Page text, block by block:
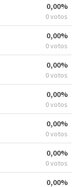
0,00%
0 votos
0,00%
0 votos
0,00%
0 votos
0,00%
0 votos
0,00%
0 votos
0,00%
0 votos
0,00%